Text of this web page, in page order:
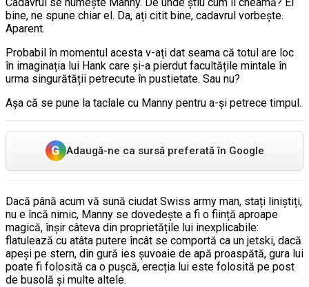
bine, ne spune chiar el. Da, ați citit bine, cadavrul vorbește.
Aparent.
Probabil în momentul acesta v-ați dat seama că totul are loc
în imaginația lui Hank care și-a pierdut facultățile mintale în
urma singurătății petrecute în pustietate. Sau nu?
Așa că se pune la taclale cu Manny pentru a-și petrece timpul.
G Adaugă-ne ca sursă preferată în Google
Dacă până acum vă sună ciudat Swiss army man, stați liniștiți,
nu e încă nimic, Manny se dovedește a fi o ființă aproape
magică, înșir câteva din proprietățile lui inexplicabile:
flatulează cu atâta putere încât se comportă ca un jetski, dacă
apeși pe stern, din gură ies șuvoaie de apă proaspătă, gura lui
poate fi folosită ca o pușcă, erecția lui este folosită pe post
de busolă și multe altele.